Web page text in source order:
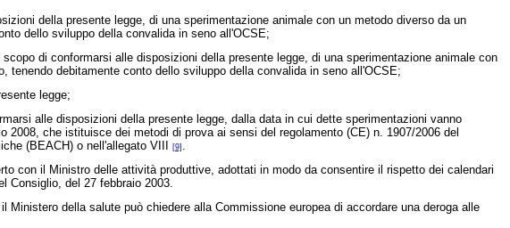
della presente legge, di una sperimentazione animale con un metodo diverso da un
dello sviluppo della convalida in seno all'OCSE;
di conformarsi alle disposizioni della presente legge, di una sperimentazione animale con
debitamente conto dello sviluppo della convalida in seno all'OCSE;
legge;
alle disposizioni della presente legge, dalla data in cui dette sperimentazioni vanno
2008, che istituisce dei metodi di prova ai sensi del regolamento (CE) n. 1907/2006 del
(BEACH) o nell'allegato VIII
[9] .
il Ministro delle attività produttive, adottati in modo da consentire il rispetto dei calendari
Consiglio, del 27 febbraio 2003.
della salute può chiedere alla Commissione europea di accordare una deroga alle